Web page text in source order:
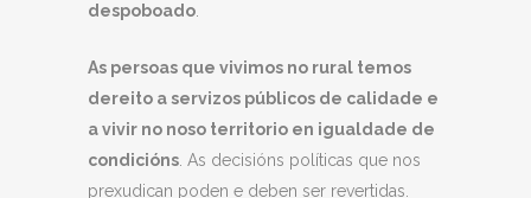
despoboado.
As persoas que vivimos no rural temos
dereito a servizos públicos de calidade e
a vivir no noso territorio en igualdade de
condicións. As decisións políticas que nos
prexudican poden e deben ser revertidas.